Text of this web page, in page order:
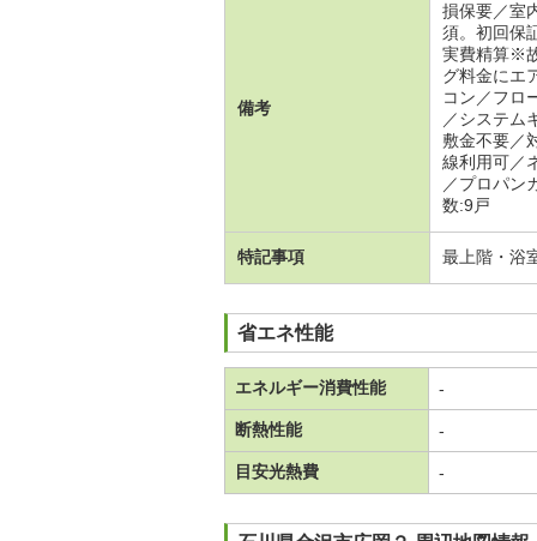
備考
損保要／室
須。初回保
実費精算※
グ料金にエ
コン／フロ
／システム
敷金不要／
線利用可／
／プロパン
数:9戸
特記事項 最上階・浴
省エネ性能
エネルギー消費性能 -
断熱性能 -
目安光熱費 -